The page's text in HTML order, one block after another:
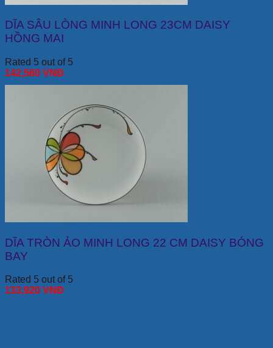
DĨA SÂU LÒNG MINH LONG 23CM DAISY
HỒNG MAI
Rated 5 out of 5
142,560 VNĐ
DĨA TRÒN ẢO MINH LONG 22 CM DAISY BÓNG
BAY
Rated 5 out of 5
133,920 VNĐ